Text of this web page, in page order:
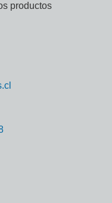
productos